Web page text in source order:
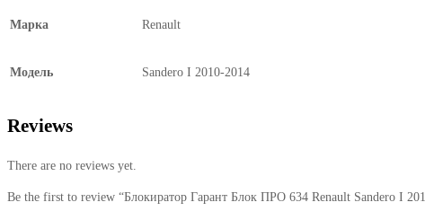
Марка Renault
Модель Sandero I 2010-2014
Reviews
There are no reviews yet.
Be the first to review “Блокиратор Гарант Блок ПРО 634 Renault Sandero I